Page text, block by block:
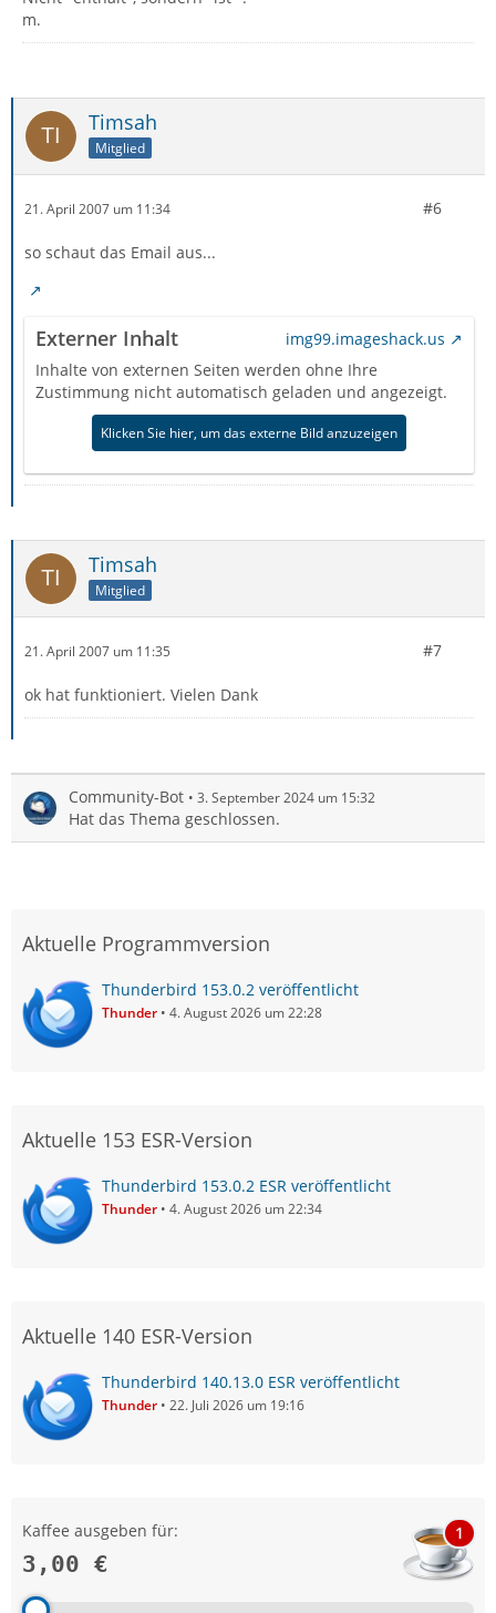
m.
Timsah
Mitglied
21. April 2007 um 11:34 #6
so schaut das Email aus...
Externer Inhalt
img99.imageshack.us
Inhalte von externen Seiten werden ohne Ihre
Zustimmung nicht automatisch geladen und angezeigt.
Klicken Sie hier, um das externe Bild anzuzeigen
Timsah
Mitglied
21. April 2007 um 11:35 #7
ok hat funktioniert. Vielen Dank
Community-Bot 3. September 2024 um 15:32
Hat das Thema geschlossen.
Aktuelle Programmversion
Thunderbird 153.0.2 veröffentlicht
Thunder 4. August 2026 um 22:28
Aktuelle 153 ESR-Version
Thunderbird 153.0.2 ESR veröffentlicht
Thunder 4. August 2026 um 22:34
Aktuelle 140 ESR-Version
Thunderbird 140.13.0 ESR veröffentlicht
Thunder 22. Juli 2026 um 19:16
Kaffee ausgeben für:
3,00 €
1